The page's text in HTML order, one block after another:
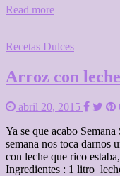
Read more
Recetas Dulces
Arroz con leche
abril 20, 2015
Ya se que acabo
semana nos toca darnos
con leche que rico
Ingredientes : 1 litro